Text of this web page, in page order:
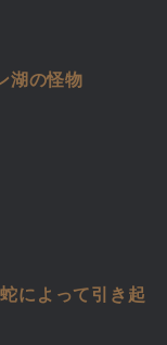
湖の怪物
によって引き起